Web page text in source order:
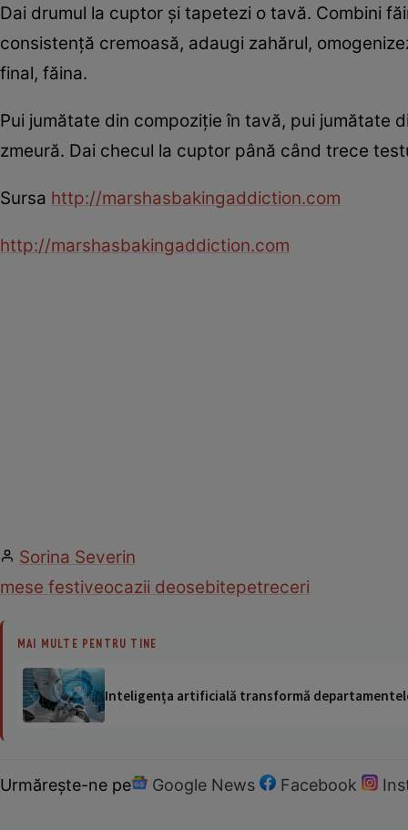
Dai drumul la cuptor şi tapetezi o tavă. Combini
consistenţă cremoasă, adaugi zahărul,
final, făina.
Pui jumătate din compoziţie în tavă, pui jumătate
zmeură. Dai checul la cuptor până când trece
Sursa http://marshasbakingaddiction.com
http://marshasbakingaddiction.com
Sorina Severin
mese festiveocazii deosebitepetreceri
MAI MULTE PENTRU TINE
Inteligența artificială transformă
Urmărește-ne pe Google News Facebook